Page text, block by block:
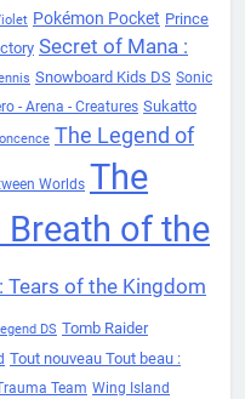
Pokémon Pocket Prince
Secret of Mana :
Snowboard Kids DS Sonic
- Arena - Creatures Sukatto
The Legend of
Worlds The
Breath of the
Tears of the Kingdom
DS Tomb Raider
Tout nouveau Tout beau :
Team Wing Island